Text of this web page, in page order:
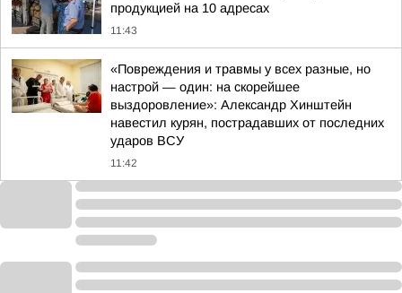
продукцией на 10 адресах
11:43
«Повреждения и травмы у всех разные, но
настрой — один: на скорейшее
выздоровление»: Александр Хинштейн
навестил курян, пострадавших от последних
ударов ВСУ
11:42